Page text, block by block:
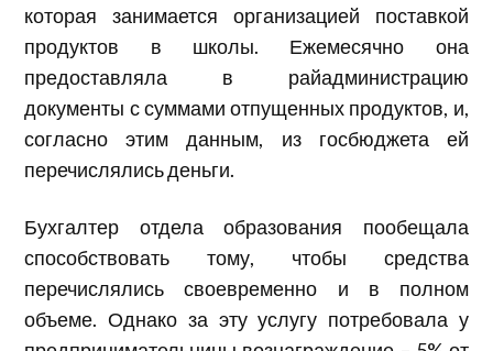
которая занимается организацией поставкой
продуктов в школы. Ежемесячно она
предоставляла в райадминистрацию
документы с суммами отпущенных продуктов, и,
согласно этим данным, из госбюджета ей
перечислялись деньги.
Бухгалтер отдела образования пообещала
способствовать тому, чтобы средства
перечислялись своевременно и в полном
объеме. Однако за эту услугу потребовала у